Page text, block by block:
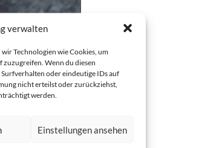
verwalten
Technologien wie Cookies, um
Wenn du diesen
oder eindeutige IDs auf
nicht erteilst oder zurückziehst,
werden.
Einstellungen ansehen